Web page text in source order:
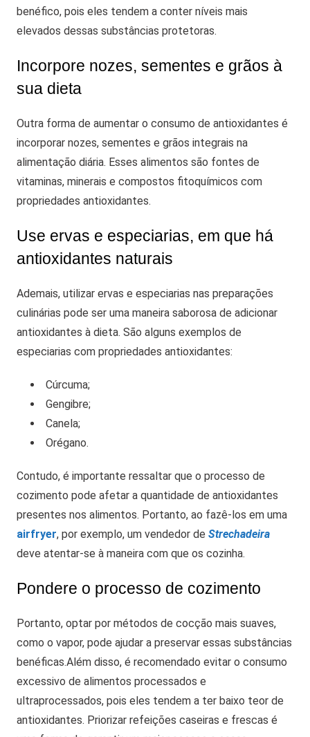
benéfico, pois eles tendem a conter níveis mais
elevados dessas substâncias protetoras.
Incorpore nozes, sementes e grãos à
sua dieta
Outra forma de aumentar o consumo de antioxidantes é
incorporar nozes, sementes e grãos integrais na
alimentação diária. Esses alimentos são fontes de
vitaminas, minerais e compostos fitoquímicos com
propriedades antioxidantes.
Use ervas e especiarias, em que há
antioxidantes naturais
Ademais, utilizar ervas e especiarias nas preparações
culinárias pode ser uma maneira saborosa de adicionar
antioxidantes à dieta. São alguns exemplos de
especiarias com propriedades antioxidantes:
Cúrcuma;
Gengibre;
Canela;
Orégano.
Contudo, é importante ressaltar que o processo de
cozimento pode afetar a quantidade de antioxidantes
presentes nos alimentos. Portanto, ao fazê-los em uma
airfryer, por exemplo, um vendedor de Strechadeira
deve atentar-se à maneira com que os cozinha.
Pondere o processo de cozimento
Portanto, optar por métodos de cocção mais suaves,
como o vapor, pode ajudar a preservar essas substâncias
benéficas.Além disso, é recomendado evitar o consumo
excessivo de alimentos processados e
ultraprocessados, pois eles tendem a ter baixo teor de
antioxidantes. Priorizar refeições caseiras e frescas é